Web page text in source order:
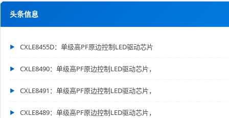
头条信息
CXLE8455D：单级高PF原边控制LED驱动芯片
CXLE8490：单级高PF原边控制LED驱动芯片，
CXLE8491：单级高PF原边控制LED驱动芯片，
CXLE8489：单级高PF原边控制LED驱动芯片，